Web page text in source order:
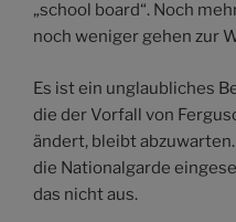
„school board“. Noch
noch weniger gehen zur
Es ist ein unglaubliches
die der Vorfall von
ändert, bleibt
die Nationalgarde
das nicht aus.